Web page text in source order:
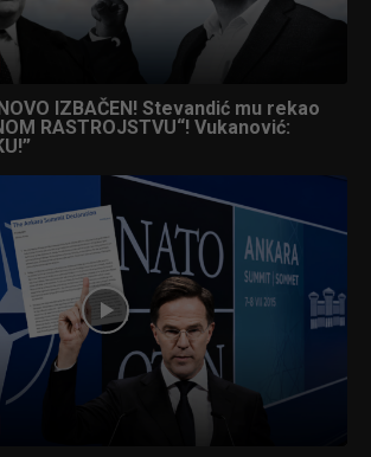
IZBAČEN! Stevandić mu rekao
RASTROJSTVU“! Vukanović: